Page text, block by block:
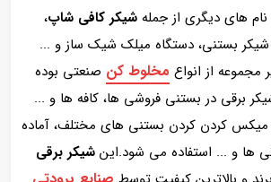
نام های دیگری از جمله شیکر کافی شاپ،
شیکر بستنی، دستگاه میلک شیک ساز و ...
از انواع مخلوط کن صنعتی بوده
برقی در بستنی فروشی ها، کافه ها و ...
کردن کردن بستنی های مختلف، آماده
ها و ... استفاده می شود.این شیکر برقی